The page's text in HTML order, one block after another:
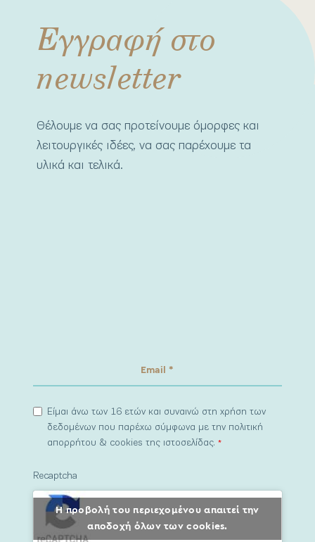
Εγγραφή στο
newsletter
Θέλουμε να σας προτείνουμε όμορφες και
λειτουργικές ιδέες, να σας παρέχουμε τα
υλικά και τελικά.
Είμαι άνω των 16 ετών και συναινώ στη χρήση των
δεδομένων που παρέχω σύμφωνα με την πολιτική
απορρήτου & cookies της ιστοσελίδας.*
Recaptcha
Η προβολή του περιεχομένου απαιτεί την
αποδοχή όλων των cookies.